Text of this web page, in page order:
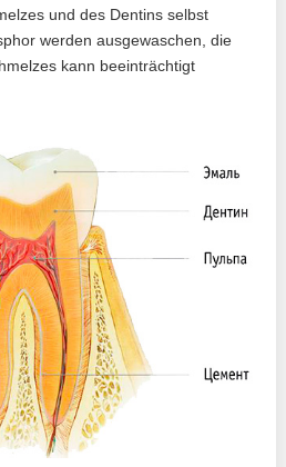
und des Dentins selbst
werden ausgewaschen, die
kann beeinträchtigt